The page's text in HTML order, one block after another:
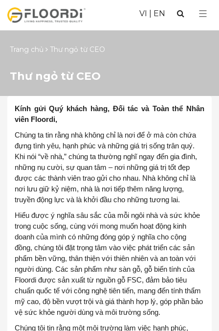
VI EN
Trang chủ Thư ngỏ từ CEO
Thư ngỏ từ CEO
Kính gửi Quý khách hàng, Đối tác và Toàn thể Nhân
viên Floordi,
Chúng ta tin rằng nhà không chỉ là nơi để ở mà còn chứa
đựng tình yêu, hạnh phúc và những giá trị sống trân quý.
Khi nói “về nhà,” chúng ta thường nghĩ ngay đến gia đình,
những nụ cười, sự quan tâm – nơi những giá trị tốt đẹp
được các thành viên trao gửi cho nhau. Nhà không chỉ là
nơi lưu giữ kỷ niệm, nhà là nơi tiếp thêm năng lượng,
truyền động lực và là khởi đầu cho những tương lai.
Hiểu được ý nghĩa sâu sắc của mỗi ngôi nhà và sức khỏe
trong cuộc sống, cùng với mong muốn hoạt động kinh
doanh của mình có những đóng góp ý nghĩa cho cộng
đồng, chúng tôi đặt trọng tâm vào việc phát triển các sản
phẩm bền vững, thân thiện với thiên nhiên và an toàn với
người dùng. Các sản phẩm như sàn gỗ, gỗ biến tính của
Floordi được sản xuất từ nguồn gỗ FSC, đảm bảo tiêu
chuẩn quốc tế với công nghệ tiên tiến, mang đến tính thẩm
mỹ cao, độ bền vượt trội và giá thành hợp lý, góp phần bảo
vệ sức khỏe người dùng và môi trường sống.
Chúng tôi tin rằng một môi trường làm việc hạnh phúc,